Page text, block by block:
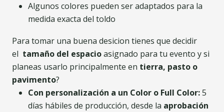
Algunos colores pueden ser adaptados para la
medida exacta del toldo
Para tomar una buena desicion tienes que decidir
el tamaño del espacioasignado para tu evento y si
planeas usarlo principalmente en tierra, pasto o
pavimento?
Con personalización a un Color o Full Color:5
días hábiles de producción, desde la aprobación